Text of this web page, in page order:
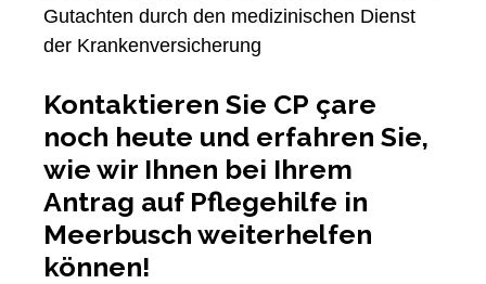
Gutachten durch den medizinischen Dienst
der Krankenversicherung
Kontaktieren Sie CP çare
noch heute und erfahren Sie,
wie wir Ihnen bei Ihrem
Antrag auf Pflegehilfe in
Meerbusch weiterhelfen
können!